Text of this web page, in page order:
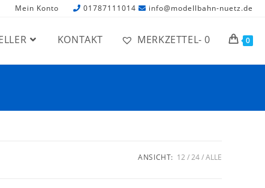
Mein Konto 01787111014 info@modellbahn-nuetz.de
KONTAKT MERKZETTEL- 0 0
ANSICHT: 12 24 ALLE